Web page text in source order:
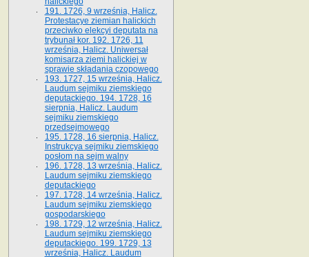
191. 1726, 9 września, Halicz.
Protestacye ziemian halickich
przeciwko elekcyi deputata na
trybunał kor. 192. 1726, 11
września, Halicz. Uniwersał
komisarza ziemi halickiej w
sprawie składania czopowego
193. 1727, 15 września, Halicz.
Laudum sejmiku ziemskiego
deputackiego. 194. 1728, 16
sierpnia, Halicz. Laudum
sejmiku ziemskiego
przedsejmowego
195. 1728, 16 sierpnia, Halicz.
Instrukcya sejmiku ziemskiego
posłom na sejm walny
196. 1728, 13 września, Halicz.
Laudum sejmiku ziemskiego
deputackiego
197. 1728, 14 września, Halicz.
Laudum sejmiku ziemskiego
gospodarskiego
198. 1729, 12 września, Halicz.
Laudum sejmiku ziemskiego
deputackiego. 199. 1729, 13
września, Halicz. Laudum